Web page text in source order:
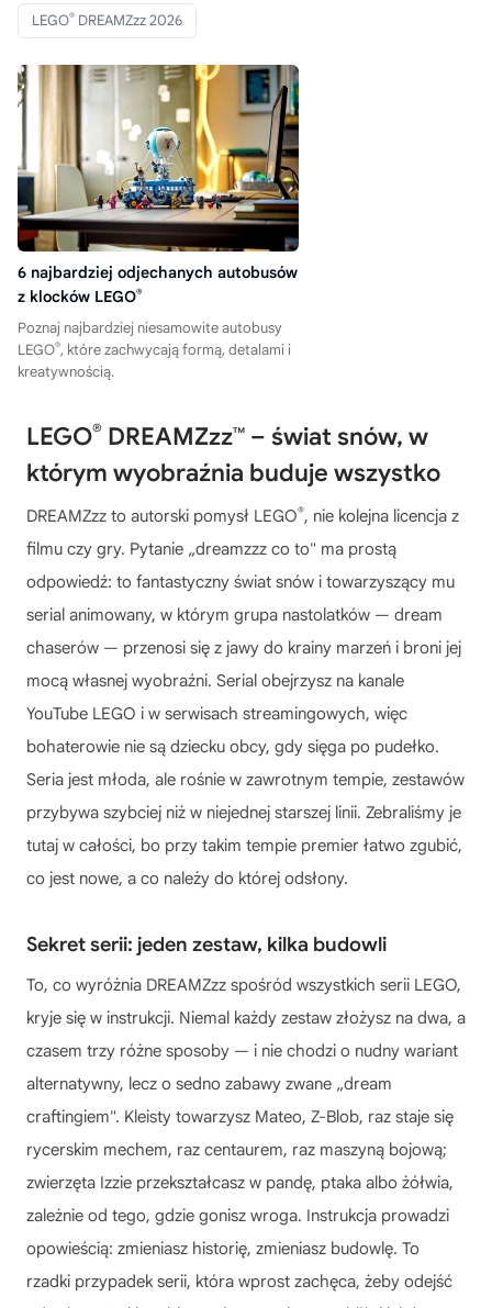
LEGO® DREAMZzz 2026
6 najbardziej odjechanych autobusów
z klocków LEGO®
Poznaj najbardziej niesamowite autobusy
LEGO®, które zachwycają formą, detalami i
kreatywnością.
LEGO® DREAMZzz™ – świat snów, w
którym wyobraźnia buduje wszystko
DREAMZzz to autorski pomysł LEGO®, nie kolejna licencja z
filmu czy gry. Pytanie „dreamzzz co to" ma prostą
odpowiedź: to fantastyczny świat snów i towarzyszący mu
serial animowany, w którym grupa nastolatków — dream
chaserów — przenosi się z jawy do krainy marzeń i broni jej
mocą własnej wyobraźni. Serial obejrzysz na kanale
YouTube LEGO i w serwisach streamingowych, więc
bohaterowie nie są dziecku obcy, gdy sięga po pudełko.
Seria jest młoda, ale rośnie w zawrotnym tempie, zestawów
przybywa szybciej niż w niejednej starszej linii. Zebraliśmy je
tutaj w całości, bo przy takim tempie premier łatwo zgubić,
co jest nowe, a co należy do której odsłony.
Sekret serii: jeden zestaw, kilka budowli
To, co wyróżnia DREAMZzz spośród wszystkich serii LEGO,
kryje się w instrukcji. Niemal każdy zestaw złożysz na dwa, a
czasem trzy różne sposoby — i nie chodzi o nudny wariant
alternatywny, lecz o sedno zabawy zwane „dream
craftingiem". Kleisty towarzysz Mateo, Z-Blob, raz staje się
rycerskim mechem, raz centaurem, raz maszyną bojową;
zwierzęta Izzie przekształcasz w pandę, ptaka albo żółwia,
zależnie od tego, gdzie gonisz wroga. Instrukcja prowadzi
opowieścią: zmieniasz historię, zmieniasz budowlę. To
rzadki przypadek serii, która wprost zachęca, żeby odejść